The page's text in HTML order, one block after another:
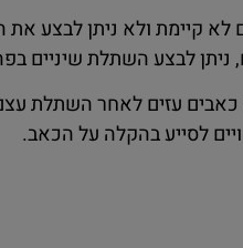
קיימת ולא ניתן לבצע את
לבצע השתלת שיניים
עזים לאחר השתלת
לסייע בהקלה על הכאב.